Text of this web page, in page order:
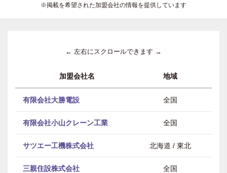
※掲載を希望された加盟会社の情報を提供しています
← 左右にスクロールできます →
加盟会社名 地域
有限会社大勝電設 全国
有限会社小山クレーン工業 全国
サツエー工機株式会社 北海道 / 東北
三親住設株式会社 全国